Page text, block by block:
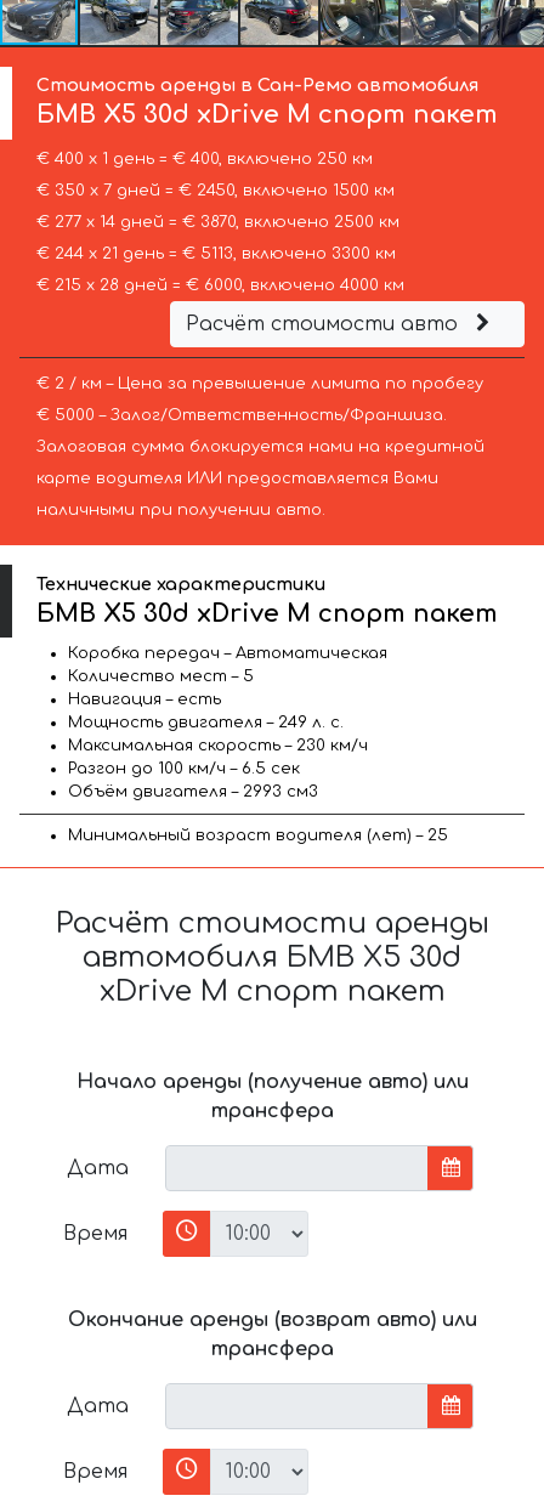
Стоимость аренды в Сан-Ремо автомобиля
БМВ X5 30d xDrive M спорт пакет
€ 400 х 1 день = € 400, включено 250 км
€ 350 х 7 дней = € 2450, включено 1500 км
€ 277 х 14 дней = € 3870, включено 2500 км
€ 244 х 21 день = € 5113, включено 3300 км
€ 215 х 28 дней = € 6000, включено 4000 км
Расчёт стоимости авто
€ 2 / км – Цена за превышение лимита по пробегу
€ 5000 – Залог/Ответственность/Франшиза.
Залоговая сумма блокируется нами на кредитной
карте водителя ИЛИ предоставляется Вами
наличными при получении авто.
Технические характеристики
БМВ X5 30d xDrive M спорт пакет
Коробка передач – Автоматическая
Количество мест – 5
Навигация – есть
Мощность двигателя – 249 л. с.
Максимальная скорость – 230 км/ч
Разгон до 100 км/ч – 6.5 сек
Объём двигателя – 2993 см3
Минимальный возраст водителя (лет) – 25
Расчёт стоимости аренды
автомобиля БМВ X5 30d
xDrive M спорт пакет
Начало аренды (получение авто) или
трансфера
Дата
Время
Окончание аренды (возврат авто) или
трансфера
Дата
Время